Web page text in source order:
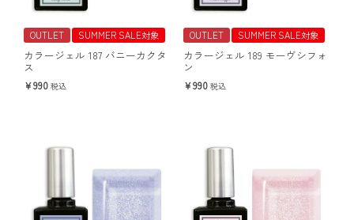
OUTLET SUMMER SALE対象
カラージェル 187 バニーカクタ
ス
990 税込
OUTLET SUMMER SALE対象
カラージェル 189 モーヴシフォ
ン
990 税込